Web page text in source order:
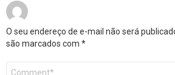
O seu endereço de e-mail não será
são marcados com *
Comentário